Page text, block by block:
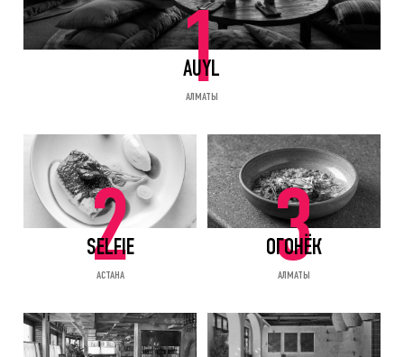
1
AUYL
АЛМАТЫ
2
SELFIE
АСТАНА 3
ОГОНЁК
АЛМАТЫ